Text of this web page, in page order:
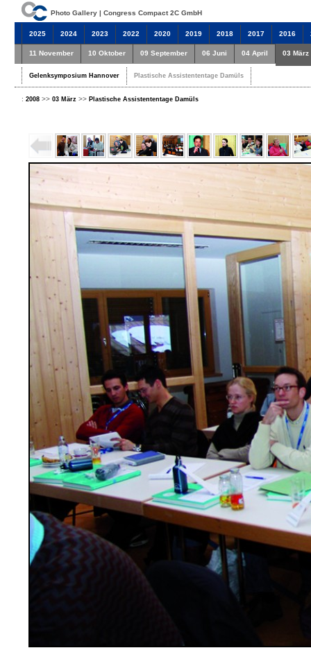
Photo Gallery | Congress Compact 2C GmbH
2025 2024 2023 2022 2020 2019 2018 2017 2016
11 November 10 Oktober 09 September 06 Juni 04 April 03 März
Gelenksymposium Hannover Plastische Assistententage Damüls
: 2008 >> 03 März >> Plastische Assistententage Damüls